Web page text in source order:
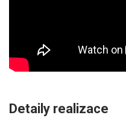
Detaily realizace